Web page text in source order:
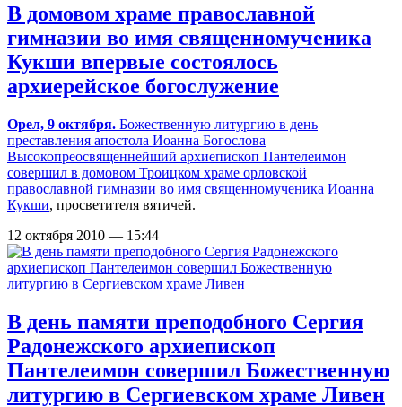
В домовом храме православной
гимназии во имя священномученика
Кукши впервые состоялось
архиерейское богослужение
Орел, 9 октября. Божественную литургию в день
преставления апостола Иоанна Богослова
Высокопреосвященнейший архиепископ Пантелеимон
совершил в домовом Троицком храме орловской
православной гимназии во имя священномученика Иоанна
Кукши, просветителя вятичей.
12 октября 2010 — 15:44
В день памяти преподобного Сергия
Радонежского архиепископ
Пантелеимон совершил Божественную
литургию в Сергиевском храме Ливен